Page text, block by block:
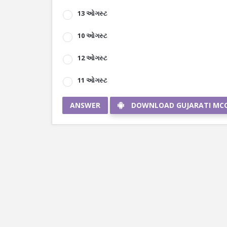
13 ઓગસ્ટ
10 ઓગસ્ટ
12 ઓગસ્ટ
11 ઓગસ્ટ
ANSWER DOWNLOAD GUJARATI